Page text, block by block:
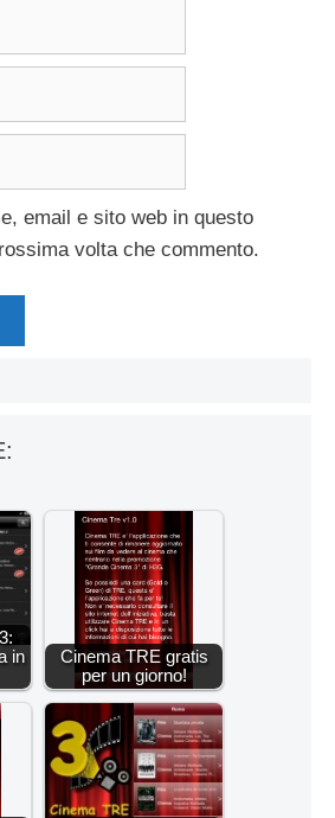
email e sito web in questo
volta che commento.
in
Cinema TRE gratis
per un giorno!